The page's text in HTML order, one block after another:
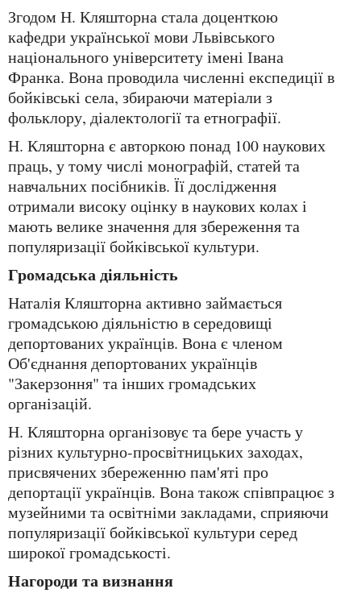
Згодом Н. Кляшторна стала доценткою
кафедри української мови Львівського
національного університету імені Івана
Франка. Вона проводила численні експедиції в
бойківські села, збираючи матеріали з
фольклору, діалектології та етнографії.
Н. Кляшторна є авторкою понад 100 наукових
праць, у тому числі монографій, статей та
навчальних посібників. Її дослідження
отримали високу оцінку в наукових колах і
мають велике значення для збереження та
популяризації бойківської культури.
Громадська діяльність
Наталія Кляшторна активно займається
громадською діяльністю в середовищі
депортованих українців. Вона є членом
Об'єднання депортованих українців
"Закерзоння" та інших громадських
організацій.
Н. Кляшторна організовує та бере участь у
різних культурно-просвітницьких заходах,
присвячених збереженню пам'яті про
депортації українців. Вона також співпрацює з
музейними та освітніми закладами, сприяючи
популяризації бойківської культури серед
широкої громадськості.
Нагороди та визнання